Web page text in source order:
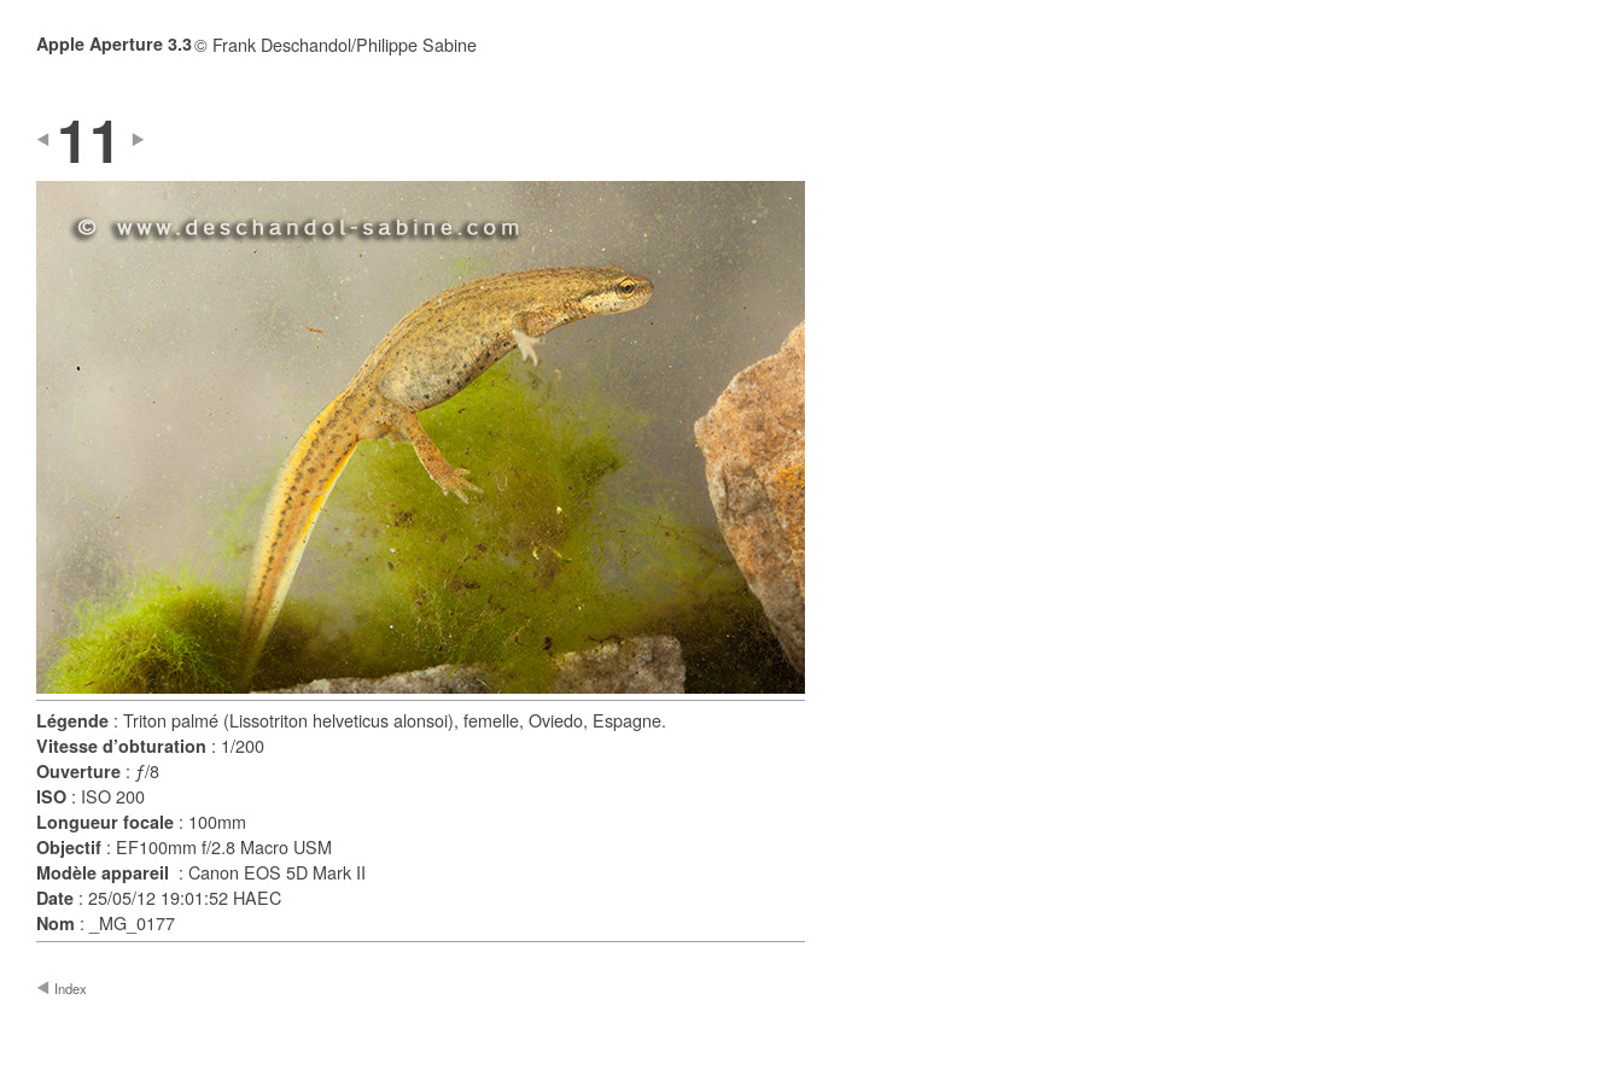
Apple Aperture 3.3© Frank Deschandol/Philippe Sabine
11
Légende : Triton palmé (Lissotriton helveticus alonsoi), femelle, Oviedo, Espagne.
Vitesse d’obturation : 1/200
Ouverture : ƒ/8
ISO : ISO 200
Longueur focale : 100mm
Objectif : EF100mm f/2.8 Macro USM
Modèle appareil : Canon EOS 5D Mark II
Date : 25/05/12 19:01:52 HAEC
Nom : _MG_0177
Index